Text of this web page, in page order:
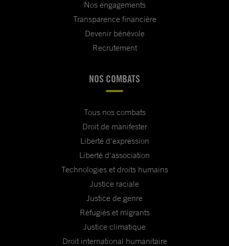
Nos engagements
Transparence financière
Devenir bénévole
Recrutement
NOS COMBATS
Tous nos combats
Droit de manifester
Liberté d'expression
Liberté d'association
Technologies et droits humains
Justice raciale
Justice de genre
Réfugiés et migrants
Justice climatique
Droit international humanitaire